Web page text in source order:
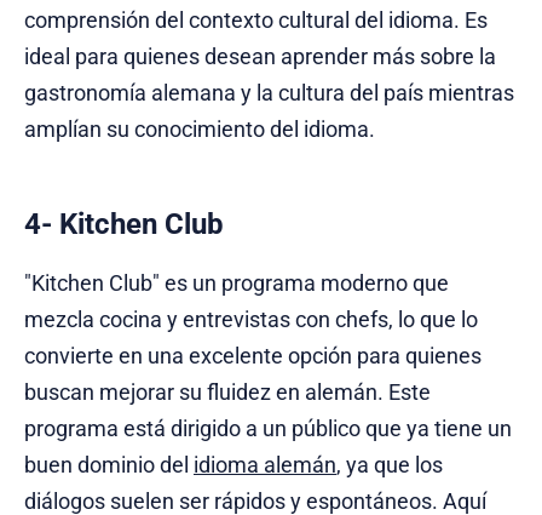
comprensión del contexto cultural del idioma. Es
ideal para quienes desean aprender más sobre la
gastronomía alemana y la cultura del país mientras
amplían su conocimiento del idioma.
4- Kitchen Club
"Kitchen Club" es un programa moderno que
mezcla cocina y entrevistas con chefs, lo que lo
convierte en una excelente opción para quienes
buscan mejorar su fluidez en alemán. Este
programa está dirigido a un público que ya tiene un
buen dominio del idioma alemán, ya que los
diálogos suelen ser rápidos y espontáneos. Aquí